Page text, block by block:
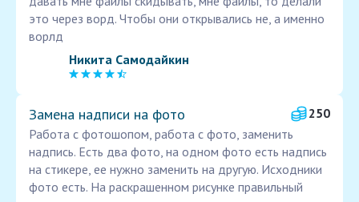
это через ворд. Чтобы они открывались не, а именно
ворлд
Никита Самодайкин
Замена надписи на фото
250
Работа с фотошопом, работа с фото, заменить
надпись. Есть два фото, на одном фото есть надпись
на стикере, ее нужно заменить на другую. Исходники
фото есть. На раскрашенном рисунке правильный